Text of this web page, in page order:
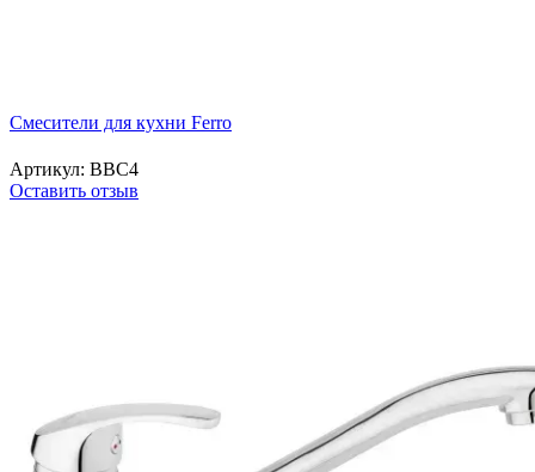
Смесители для кухни Ferro
Артикул: BBC4
Оставить отзыв